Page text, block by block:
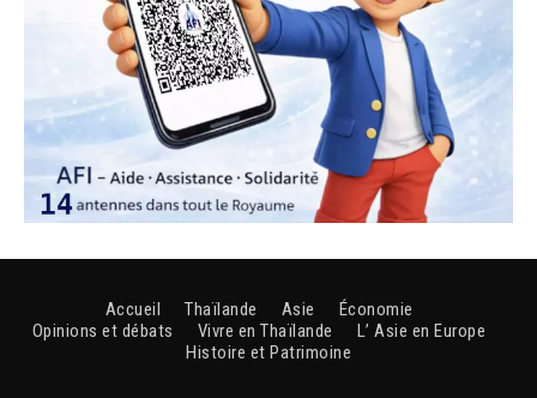
Accueil Thaïlande Asie
Économie
Opinions et débats
Vivre en Thaïlande
L’ Asie en Europe
Histoire et Patrimoine